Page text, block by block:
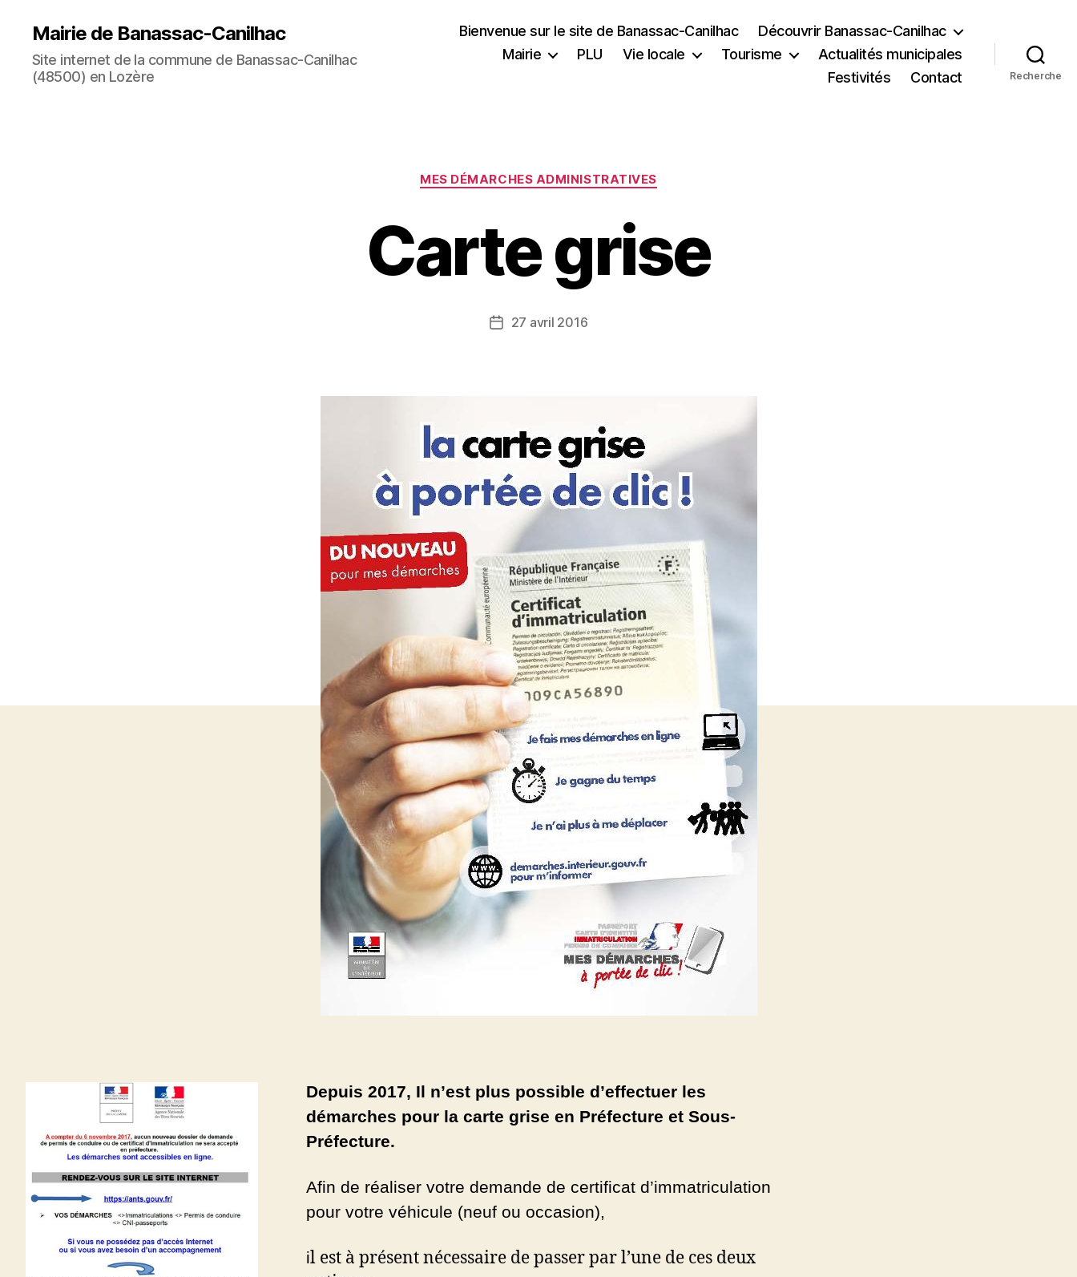
Mairie de Banassac-Canilhac
Site internet de la commune de Banassac-Canilhac
(48500) en Lozère
Bienvenue sur le site de Banassac-Canilhac
Découvrir Banassac-Canilhac
Mairie
PLU Vie locale Tourisme
Actualités municipales
Festivités
Contact Recherche
Catégories
MES DÉMARCHES ADMINISTRATIVES
Carte grise
Date27 avril 2016
Depuis 2017, Il n’est plus possible d’effectuer les
démarches pour la carte grise en Préfecture et Sous-
Préfecture.
Afin de réaliser votre demande de certificat d’immatriculation
pour votre véhicule (neuf ou occasion),
il est à présent nécessaire de passer par l’une de ces deux